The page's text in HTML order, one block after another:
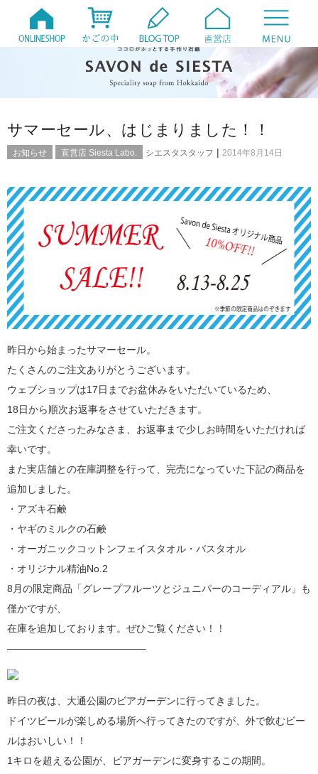
サマーセール、はじまりました！！
お知らせ 直営店 Siesta Labo. シエスタスタッフ | 2014年8月14日
昨日から始まったサマーセール。
たくさんのご注文ありがとうございます。
ウェブショップは17日までお盆休みをいただいているため、
18日から順次お返事をさせていただきます。
ご注文くださったみなさま、お返事まで少しお時間をいただければ
幸いです。
また実店舗との在庫調整を行って、完売になっていた下記の商品を
追加しました。
・アズキ石鹸
・ヤギのミルクの石鹸
・オーガニックコットンフェイスタオル・バスタオル
・オリジナル精油No.2
8月の限定商品「グレープフルーツとジュニパーのコーディアル」も
僅かですが、
在庫を追加しております。ぜひご覧ください！！
——————————————
昨日の夜は、大通公園のビアガーデンに行ってきました。
ドイツビールが楽しめる場所へ行ってきたのですが、外で飲むビー
ルはおいしい！！
1キロを超える公園が、ビアガーデンに変身するこの期間。